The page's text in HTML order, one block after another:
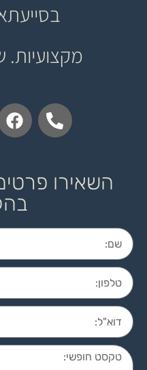
השאירו